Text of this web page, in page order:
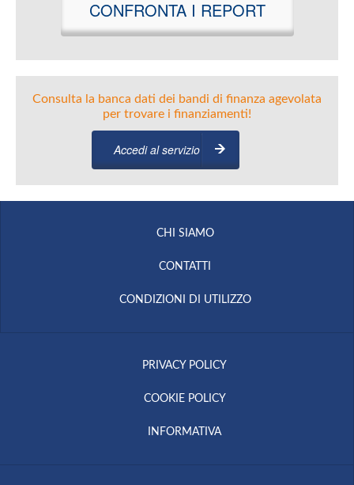
CONFRONTA I REPORT
Consulta la banca dati dei bandi di finanza agevolata
per trovare i finanziamenti!
Accedi al servizio
CHI SIAMO
CONTATTI
CONDIZIONI DI UTILIZZO
PRIVACY POLICY
COOKIE POLICY
INFORMATIVA